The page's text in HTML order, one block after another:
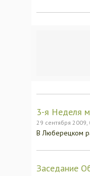
3-я Неделя
29 сентября 2009,
В Люберецком
Заседание